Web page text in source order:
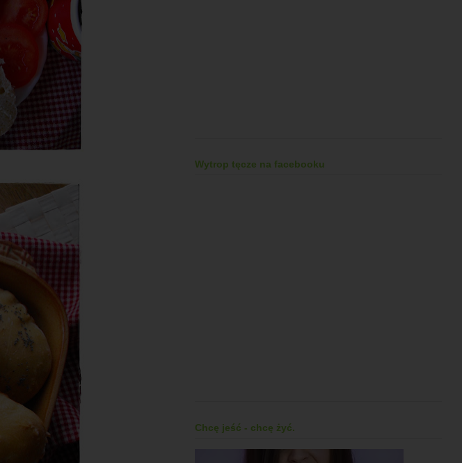
Wytrop tęcze na facebooku
Chcę jeść - chcę żyć.